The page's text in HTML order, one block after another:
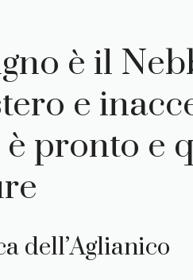
è il
e
pronto e
dell’Aglianico